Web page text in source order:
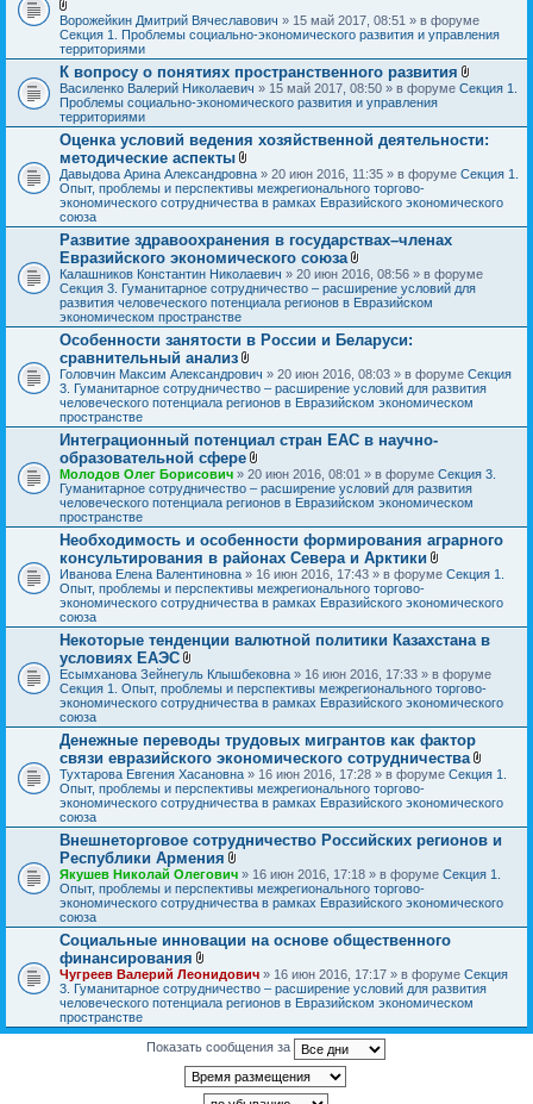
я
В
л
о
ж
е
н
и
я
Ворожейкин Дмитрий Вячеславович » 15 май 2017, 08:51 » в форуме
Секция 1. Проблемы социально-экономического развития и управления
территориями
К вопросу о понятиях пространственного развития
В
ж
е
и
Василенко Валерий Николаевич » 15 май 2017, 08:50 » в форуме Секция 1.
Проблемы социально-экономического развития и управления
территориями
Оценка условий ведения хозяйственной деятельности:
методические аспекты
В
л
о
е
н
и
я
Давыдова Арина Александровна » 20 июн 2016, 11:35 » в форуме Секция 1.
Опыт, проблемы и перспективы межрегионального торгово-
экономического сотрудничества в рамках Евразийского экономического
союза
Развитие здравоохранения в государствах–членах
Евразийского экономического союза
В
л
о
е
н
я
Калашников Константин Николаевич » 20 июн 2016, 08:56 » в форуме
Секция 3. Гуманитарное сотрудничество – расширение условий для
развития человеческого потенциала регионов в Евразийском
экономическом пространстве
Особенности занятости в России и Беларуси:
сравнительный анализ
В
л
о
е
н
и
я
Головчин Максим Александрович » 20 июн 2016, 08:03 » в форуме Секция
3. Гуманитарное сотрудничество – расширение условий для развития
человеческого потенциала регионов в Евразийском экономическом
пространстве
Интеграционный потенциал стран ЕАС в научно-
образовательной сфере
В
л
о
е
н
и
я
Молодов Олег Борисович » 20 июн 2016, 08:01 » в форуме Секция 3.
Гуманитарное сотрудничество – расширение условий для развития
человеческого потенциала регионов в Евразийском экономическом
пространстве
Необходимость и особенности формирования аграрного
консультирования в районах Севера и Арктики
В
о
е
н
я
Иванова Елена Валентиновна » 16 июн 2016, 17:43 » в форуме Секция 1.
Опыт, проблемы и перспективы межрегионального торгово-
экономического сотрудничества в рамках Евразийского экономического
союза
Некоторые тенденции валютной политики Казахстана в
условиях ЕАЭС
В
л
о
ж
е
н
и
я
Есымханова Зейнегуль Клышбековна » 16 июн 2016, 17:33 » в форуме
Секция 1. Опыт, проблемы и перспективы межрегионального торгово-
экономического сотрудничества в рамках Евразийского экономического
союза
Денежные переводы трудовых мигрантов как фактор
связи евразийского экономического сотрудничества
В
о
е
н
я
Тухтарова Евгения Хасановна » 16 июн 2016, 17:28 » в форуме Секция 1.
Опыт, проблемы и перспективы межрегионального торгово-
экономического сотрудничества в рамках Евразийского экономического
союза
Внешнеторговое сотрудничество Российских регионов и
Республики Армения
В
л
о
е
н
я
Якушев Николай Олегович » 16 июн 2016, 17:18 » в форуме Секция 1.
Опыт, проблемы и перспективы межрегионального торгово-
экономического сотрудничества в рамках Евразийского экономического
союза
Социальные инновации на основе общественного
финансирования
В
л
о
е
н
и
я
Чугреев Валерий Леонидович » 16 июн 2016, 17:17 » в форуме Секция
3. Гуманитарное сотрудничество – расширение условий для развития
человеческого потенциала регионов в Евразийском экономическом
пространстве
Показать сообщения за